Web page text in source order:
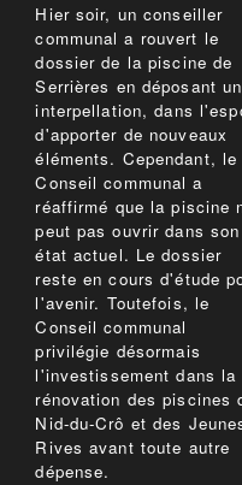
Hier soir, un conseiller
communal a rouvert le
dossier de la piscine de
Serrières en déposant
interpellation, dans
d'apporter de nouveaux
éléments. Cependant, le
Conseil communal a
réaffirmé que la piscine
peut pas ouvrir dans son
état actuel. Le dossier
reste en cours d'étude
l'avenir. Toutefois, le
Conseil communal
privilégie désormais
l'investissement dans la
rénovation des piscines
Nid-du-Crô et des
Rives avant toute autre
dépense.